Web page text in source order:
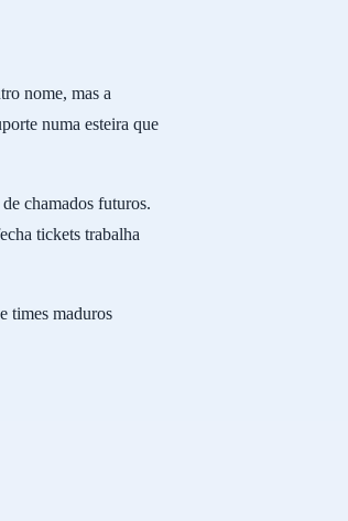
nome, mas a
numa esteira que
chamados futuros.
tickets trabalha
times maduros